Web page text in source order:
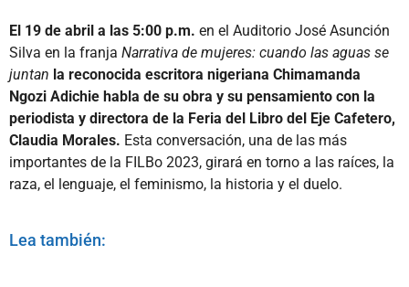
El 19 de abril a las 5:00 p.m. en el Auditorio José Asunción
Silva en la franja Narrativa de mujeres: cuando las aguas se
juntan la reconocida escritora nigeriana Chimamanda
Ngozi Adichie habla de su obra y su pensamiento con la
periodista y directora de la Feria del Libro del Eje Cafetero,
Claudia Morales. Esta conversación, una de las más
importantes de la FILBo 2023, girará en torno a las raíces, la
raza, el lenguaje, el feminismo, la historia y el duelo.
Lea también: